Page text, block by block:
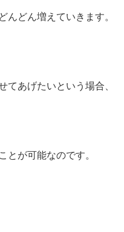
んどん増えていきます。
てあげたいという場合、
とが可能なのです。